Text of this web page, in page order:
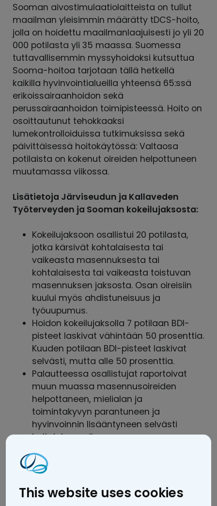
This website uses cookies
Sooman aivostimulaatiolaitteista on tullut
maailman yleisimmin määrätty tDCS-hoito,
jolla on hoidettu maailmanlaajuisesti jo yli 20
000 potilasta yli 35 maassa. Suomessa
tuttavallisemmin myssyhoidoksi kutsuttua
Sooma-hoitoa tarjotaan tällä hetkellä
kaikilla hyvinvointialueilla yhteensä 65:ssä
erikoissairaanhoidon sekä
perussairaanhoidon toimipisteessä. Hoito on
osoittautunut tehokkaaksi
lumekontrolloiduissa tutkimuksissa sekä
päivittäisessä hoitokäytössä: Valtaosa
potilaista on kokenut oireiden helpottuneen
muutamassa viikossa.
Lisätietoja Järviseudun ja Kallaveden
Työterveyden ja Sooman kokeilujaksosta:
Kokeilujaksoon osallistui 20 potilasta,
jotka kärsivät kohtalaisesta tai
vaikeasta masennuksesta tai
kohtalaisesta tai vaikeasta toistuvan
masennuksen jaksosta. Osan oireisiin
kuului myös ahdistuneisuus ja
työuupumus.
Hoidon kokeilujaksolla 7 potilaan BDI-
pisteet laskivat vähintään 50 prosenttia.
Kuuden potilaan BDI-pisteet laskivat
selvästi, mutta alle 50 prosenttia.
Palautteessa osallistujat raportoivat
muun muassa masennusoireiden
helpottaneen, mielialan ja
toimintakyvyn parantuneen ja
hyvinvoinnin lisääntyneen selvästi
hoitojakson aikana.
Kokeilujakso toteutettiin
vuodenvaihteessa 2023-2024
Järviseudun Työterveyden Kuopion
toimipisteessä.